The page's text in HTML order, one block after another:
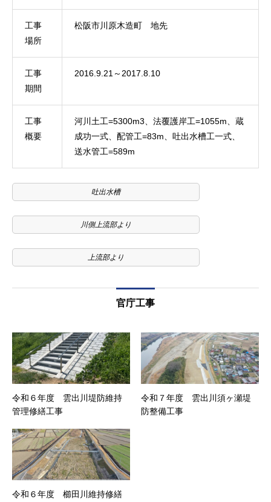
工事
場所
松阪市川原木造町 地先
工事
期間
2016.9.21～2017.8.10
工事
概要
河川土工=5300m3、法覆護岸工=1055m、蔵
成功一式、配管工=83m、吐出水槽工一式、
送水管工=589m
吐出水槽
川側上流部より
上流部より
官庁工事
令和６年度 雲出川堤防維持
管理修繕工事
令和７年度 雲出川須ヶ瀬堤
防整備工事
令和６年度 櫛田川維持修繕